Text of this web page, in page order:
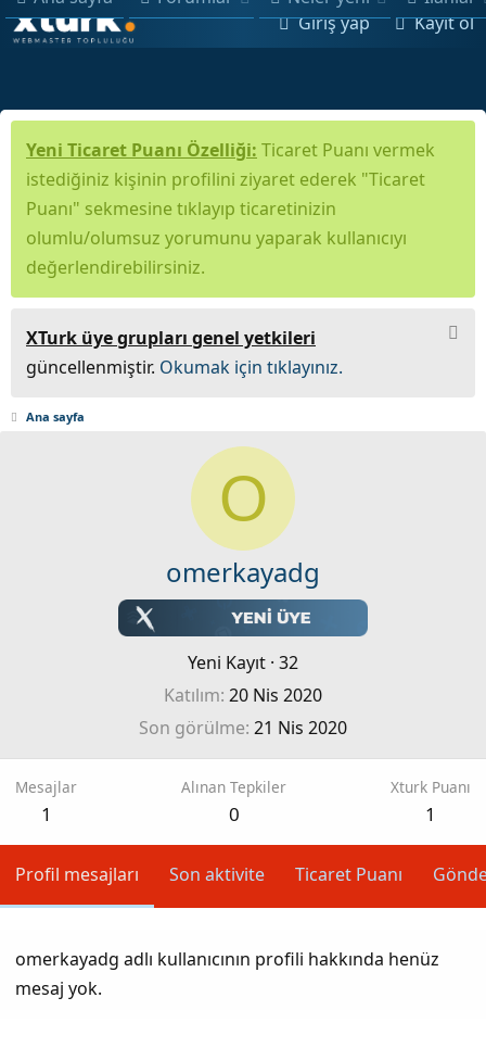
Giriş yap Kayıt ol
Yeni Ticaret Puanı Özelliği: Ticaret Puanı vermek
istediğiniz kişinin profilini ziyaret ederek "Ticaret
Puanı" sekmesine tıklayıp ticaretinizin
olumlu/olumsuz yorumunu yaparak kullanıcıyı
değerlendirebilirsiniz.
XTurk üye grupları genel yetkileri
güncellenmiştir. Okumak için tıklayınız.
Ana sayfa
O
omerkayadg
Yeni Kayıt · 32
Katılım 20 Nis 2020
Son görülme 21 Nis 2020
Mesajlar
1
Alınan Tepkiler
0
Xturk Puanı
1
Profil mesajları Son aktivite Ticaret Puanı
omerkayadg adlı kullanıcının profili hakkında henüz
mesaj yok.